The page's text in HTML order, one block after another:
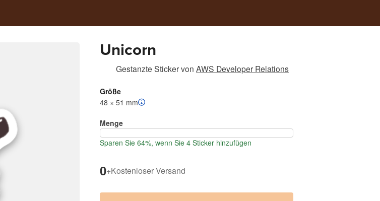
Unicorn
Gestanzte Stickervon AWS Developer Relations
Größe
48 × 51 mm
Menge
Sparen Sie 64%, wenn Sie 4 Sticker hinzufügen
0+Kostenloser Versand